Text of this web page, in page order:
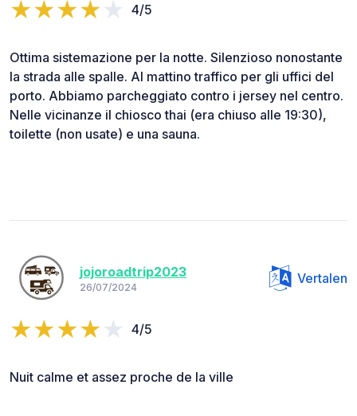
4/5
Ottima sistemazione per la notte. Silenzioso nonostante
la strada alle spalle. Al mattino traffico per gli uffici del
porto. Abbiamo parcheggiato contro i jersey nel centro.
Nelle vicinanze il chiosco thai (era chiuso alle 19:30),
toilette (non usate) e una sauna.
jojoroadtrip2023
26/07/2024
Vertalen
4/5
Nuit calme et assez proche de la ville